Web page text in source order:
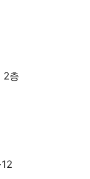
2층